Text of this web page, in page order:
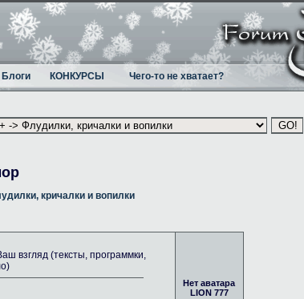
Блоги КОНКУРСЫ Чего-то не хватает?
кричалки и вопилки
Нет аватара
LION 777
взгляд (тексты, программки,